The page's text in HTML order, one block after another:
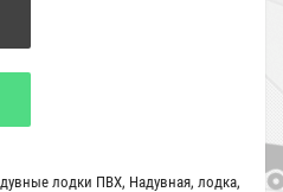
лодки ПВХ, Надувная, лодка,